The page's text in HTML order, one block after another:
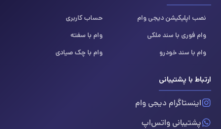
نصب اپلیکیشن دیجی وام
حساب کاربری
وام فوری با سند ملکی
وام با سفته
وام با سند خودرو
وام با چک صیادی
ارتباط با پشتیبانی
اینستاگرام دیجی وام
پشتیبانی واتس‌اپ